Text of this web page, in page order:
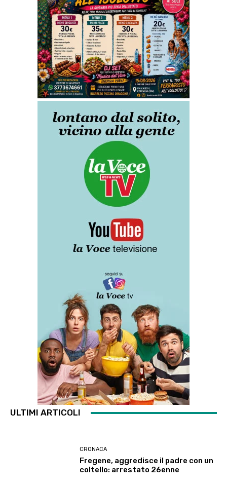
ULTIMI ARTICOLI
CRONACA
Fregene, aggredisce il padre con un
coltello: arrestato 26enne